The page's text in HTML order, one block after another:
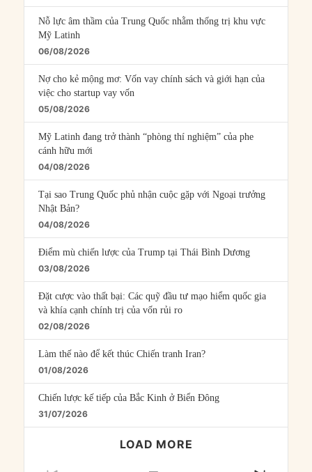
Nỗ lực âm thầm của Trung Quốc nhằm thống trị khu vực
Mỹ Latinh
06/08/2026
Nợ cho kẻ mộng mơ: Vốn vay chính sách và giới hạn của
việc cho startup vay vốn
05/08/2026
Mỹ Latinh đang trở thành “phòng thí nghiệm” của phe
cánh hữu mới
04/08/2026
Tại sao Trung Quốc phủ nhận cuộc gặp với Ngoại trưởng
Nhật Bản?
04/08/2026
Điểm mù chiến lược của Trump tại Thái Bình Dương
03/08/2026
Đặt cược vào thất bại: Các quỹ đầu tư mạo hiểm quốc gia
và khía cạnh chính trị của vốn rủi ro
02/08/2026
Làm thế nào để kết thúc Chiến tranh Iran?
01/08/2026
Chiến lược kế tiếp của Bắc Kinh ở Biển Đông
31/07/2026
LOAD MORE